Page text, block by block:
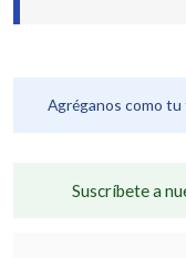
Agréganos como
Suscríbete a